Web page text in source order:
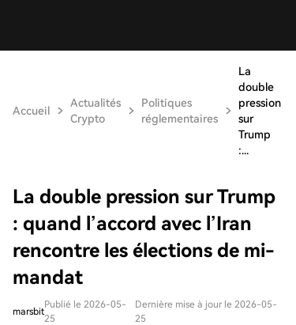
Accueil
Actualités
Crypto
Politiques
réglementaires
La
double
pression
sur
Trump
:...
La double pression sur Trump
: quand l’accord avec l’Iran
rencontre les élections de mi-
mandat
marsbit
Publié le 2026-05-
25
Dernière mise à jour le 2026-05-
25